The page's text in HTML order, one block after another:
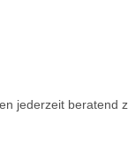
jederzeit beratend